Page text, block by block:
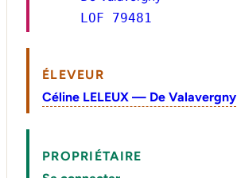
LOF 79481
ÉLEVEUR
Céline LELEUX — De Valavergny
PROPRIÉTAIRE